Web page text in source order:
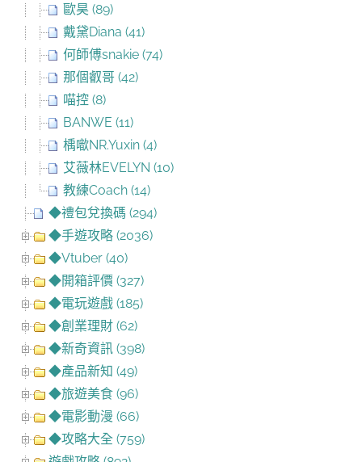
歐昊 (89)
戴黛Diana (41)
何師傅snakie (74)
那個叡哥 (42)
喵控 (8)
BANWE (11)
楀噷NR.Yuxin (4)
艾薇林EVELYN (10)
教練Coach (14)
◆禮包兌換碼 (294)
◆手遊攻略 (2036)
◆Vtuber (40)
◆開箱評價 (327)
◆電玩遊戲 (185)
◆創業理財 (62)
◆新奇資訊 (398)
◆產品新知 (49)
◆旅遊美食 (96)
◆電影動漫 (66)
◆攻略大全 (759)